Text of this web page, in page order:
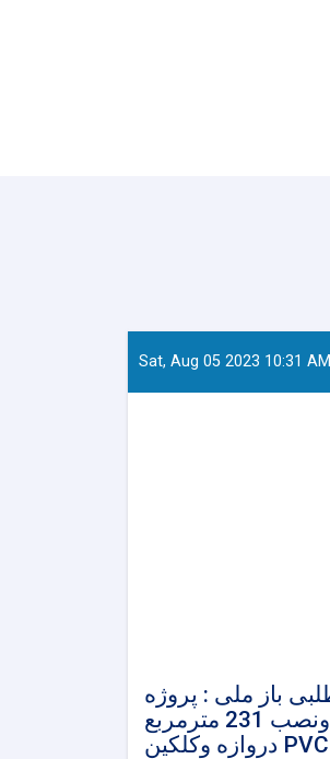
Sat, Aug 05 2023 10:31 AM
باز ملی : پروژه
تدارک خریداری ونصب 231 مترمربع
دروازه وکلکین PVC